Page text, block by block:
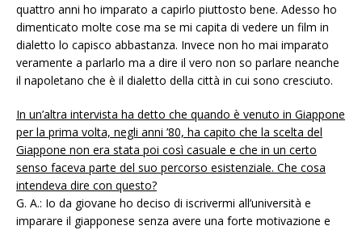
quattro anni ho imparato a capirlo piuttosto bene. Adesso ho
dimenticato molte cose ma se mi capita di vedere un film in
dialetto lo capisco abbastanza. Invece non ho mai imparato
veramente a parlarlo ma a dire il vero non so parlare neanche
il napoletano che è il dialetto della città in cui sono cresciuto.
In un’altra intervista ha detto che quando è venuto in Giappone
per la prima volta, negli anni ’80, ha capito che la scelta del
Giappone non era stata poi così casuale e che in un certo
senso faceva parte del suo percorso esistenziale. Che cosa
intendeva dire con questo?
G. A.: Io da giovane ho deciso di iscrivermi all’università e
imparare il giapponese senza avere una forte motivazione e